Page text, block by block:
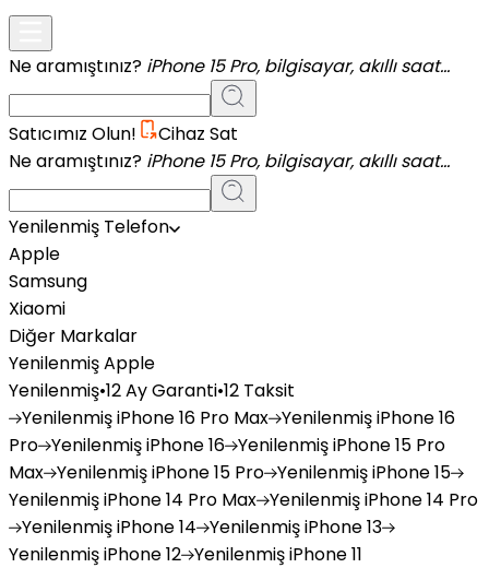
Ne aramıştınız? iPhone 15 Pro, bilgisayar, akıllı saat...
Satıcımız Olun!
Cihaz Sat
Ne aramıştınız? iPhone 15 Pro, bilgisayar, akıllı saat...
Yenilenmiş Telefon
Apple
Samsung
Xiaomi
Diğer Markalar
Yenilenmiş Apple
Yenilenmiş•12 Ay Garanti•12 Taksit
YenilenmişiPhone 16 Pro Max YenilenmişiPhone 16
Pro YenilenmişiPhone 16 YenilenmişiPhone 15 Pro
Max YenilenmişiPhone 15 Pro YenilenmişiPhone 15
YenilenmişiPhone 14 Pro Max YenilenmişiPhone 14 Pro
YenilenmişiPhone 14 YenilenmişiPhone 13
YenilenmişiPhone 12 YenilenmişiPhone 11